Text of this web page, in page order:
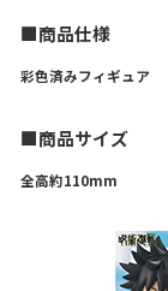
■商品仕様
彩色済みフィギュア
■商品サイズ
全高約110mm